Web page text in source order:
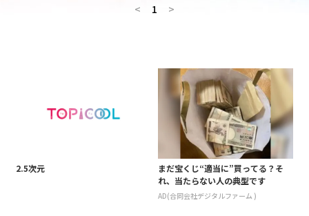
< 1 >
2.5次元
まだ宝くじ“適当に”買ってる？そ
れ、当たらない人の典型です
AD(合同会社デジタルファーム )